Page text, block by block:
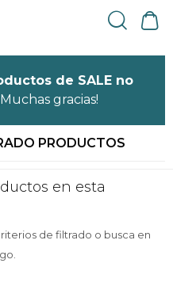
de SALE no
gracias!
PRODUCTOS
en esta
de filtrado o busca en